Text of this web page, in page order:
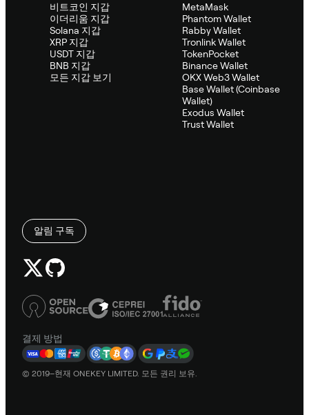
비트코인 지갑
이더리움 지갑
Solana 지갑
XRP 지갑
USDT 지갑
BNB 지갑
모든 지갑 보기
MetaMask
Phantom Wallet
Rabby Wallet
Tronlink Wallet
TokenPocket
Binance Wallet
OKX Web3 Wallet
Base Wallet (Coinbase
Wallet)
Exodus Wallet
Trust Wallet
알림 구독
결제 방법
© 2019–현재 ONEKEY LIMITED. 모든 권리 보유.